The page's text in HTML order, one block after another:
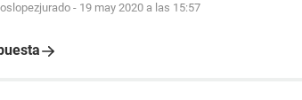
- 19 may 2020 a las 15:57